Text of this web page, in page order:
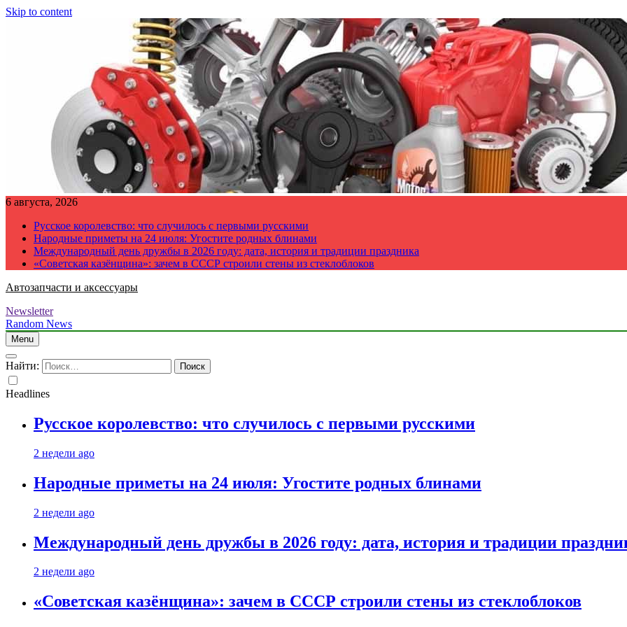
Skip to content
6 августа, 2026
Русское королевство: что случилось с первыми русскими
Народные приметы на 24 июля: Угостите родных блинами
Международный день дружбы в 2026 году: дата, история и традиции праздника
«Советская казёнщина»: зачем в СССР строили стены из стеклоблоков
Автозапчасти и аксессуары
Newsletter
Random News
Menu
Найти:
Headlines
Русское королевство: что случилось с первыми русскими
2 недели ago
Народные приметы на 24 июля: Угостите родных блинами
2 недели ago
Международный день дружбы в 2026 году: дата, история и традиции
2 недели ago
«Советская казёнщина»: зачем в СССР строили стены из стеклоблоков